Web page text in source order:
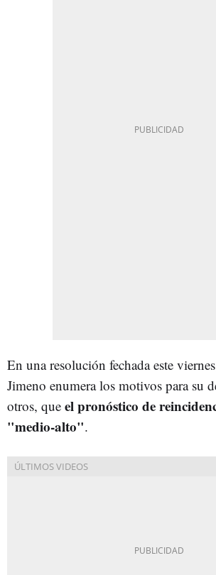
En una resolución fechada este
Jimeno enumera los motivos para su
otros, que el pronóstico de
"medio-alto".